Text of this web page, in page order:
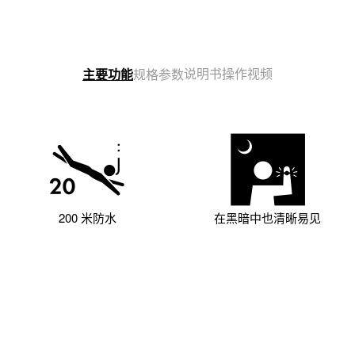
主要功能规格参数说明书操作视频
200 米防水 在黑暗中也清晰易见